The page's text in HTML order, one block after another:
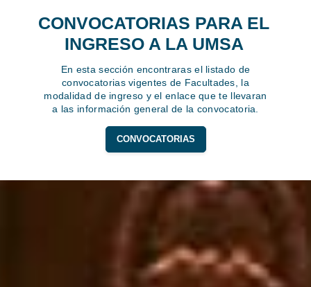
CONVOCATORIAS PARA EL
INGRESO A LA UMSA
En esta sección encontraras el listado de
convocatorias vigentes de Facultades, la
modalidad de ingreso y el enlace que te llevaran
a las información general de la convocatoria.
CONVOCATORIAS